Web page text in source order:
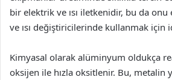
bir elektrik ve ısı iletkenidir, bu da
ve ısı değiştiricilerinde kullanmak için
Kimyasal olarak alüminyum oldukça
oksijen ile hızla oksitlenir. Bu, metalin